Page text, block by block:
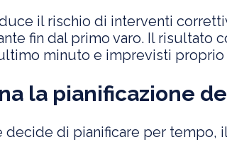
il rischio di interventi
fin dal primo varo. Il risultato
minuto e imprevisti
la pianificazione
decide di pianificare per